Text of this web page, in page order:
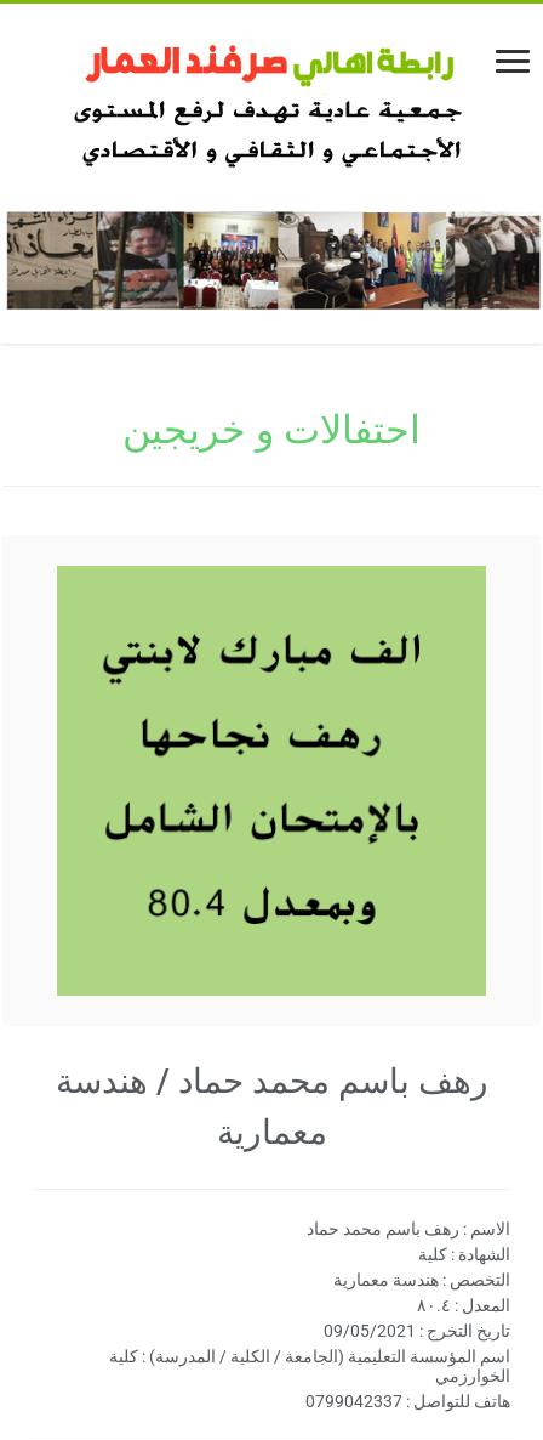
احتفالات و خريجين
رهف باسم محمد حماد / هندسة
معمارية
الاسم : رهف باسم محمد حماد
الشهادة : كلية
التخصص : هندسة معمارية
المعدل : ٨٠.٤
تاريخ التخرج : 09/05/2021
اسم المؤسسة التعليمية (الجامعة / الكلية / المدرسة) : كلية
الخوارزمي
هاتف للتواصل : 0799042337